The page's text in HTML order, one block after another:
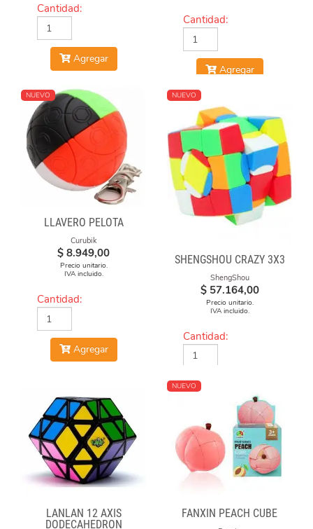
Cantidad:
Agregar
Cantidad:
Agregar
NUEVO
LLAVERO PELOTA
Curubik
$ 8.949,00
Precio unitario.
IVA incluido.
Cantidad:
Agregar
NUEVO
SHENGSHOU CRAZY 3X3
ShengShou
$ 57.164,00
Precio unitario.
IVA incluido.
Cantidad:
LANLAN 12 AXIS
DODECAHEDRON
NUEVO
FANXIN PEACH CUBE